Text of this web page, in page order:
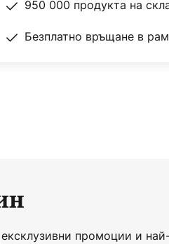
950 000 продукта на
Безплатно връщане в
промоции и